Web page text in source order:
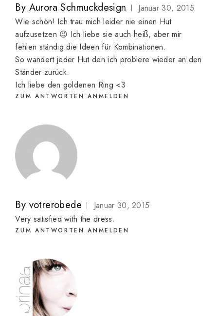
By Aurora Schmuckdesign
Januar 30, 2015
Wie schön! Ich trau mich leider nie einen Hut
aufzusetzen 😉 Ich liebe sie auch heiß, aber mir
fehlen ständig die Ideen für Kombinationen.
So wandert jeder Hut den ich probiere wieder an den
Ständer zurück.
Ich liebe den goldenen Ring <3
ZUM ANTWORTEN ANMELDEN
By votrerobede
Januar 30, 2015
Very satisfied with the dress.
ZUM ANTWORTEN ANMELDEN